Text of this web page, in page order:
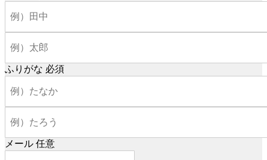
ふりがな 必須
メール 任意